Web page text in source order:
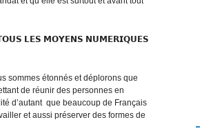
𝗟𝗘𝗦 𝗠𝗢𝗬𝗘𝗡𝗦 𝗡𝗨𝗠𝗘𝗥𝗜𝗤𝗨𝗘𝗦
sommes étonnés et déplorons que
de réunir des personnes en
d’autant que beaucoup de Français
et aussi préserver des formes de